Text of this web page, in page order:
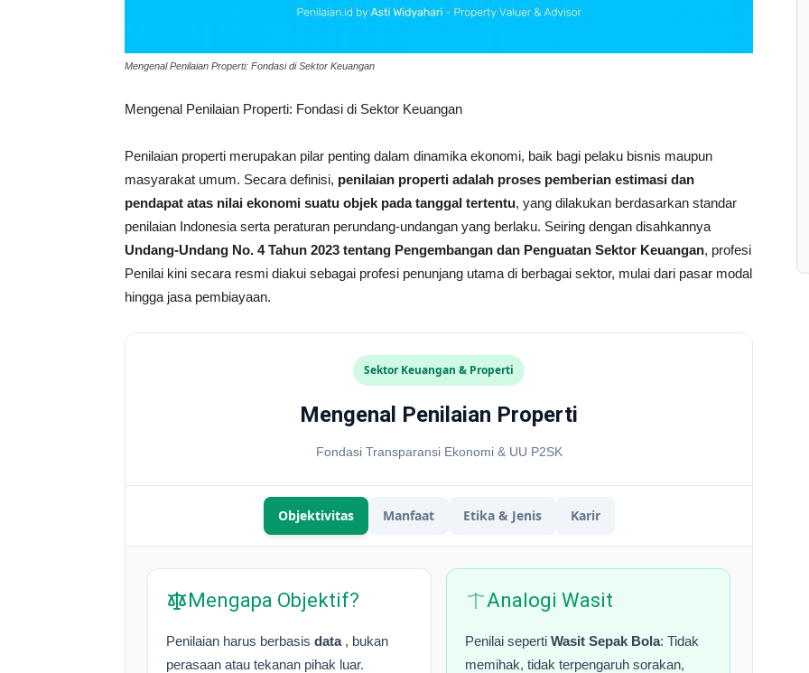
Mengenal Penilaian Properti: Fondasi di Sektor Keuangan
Mengenal Penilaian Properti: Fondasi di Sektor Keuangan
Penilaian properti merupakan pilar penting dalam dinamika ekonomi, baik bagi pelaku bisnis maupun
masyarakat umum. Secara definisi, penilaian properti adalah proses pemberian estimasi dan
pendapat atas nilai ekonomi suatu objek pada tanggal tertentu, yang dilakukan berdasarkan standar
penilaian Indonesia serta peraturan perundang-undangan yang berlaku. Seiring dengan disahkannya
Undang-Undang No. 4 Tahun 2023 tentang Pengembangan dan Penguatan Sektor Keuangan, profesi
Penilai kini secara resmi diakui sebagai profesi penunjang utama di berbagai sektor, mulai dari pasar modal
hingga jasa pembiayaan.
Sektor Keuangan & Properti
Mengenal Penilaian Properti
Fondasi Transparansi Ekonomi & UU P2SK
Objektivitas Manfaat Etika & Jenis Karir
Mengapa Objektif?
Penilaian harus berbasis data , bukan
perasaan atau tekanan pihak luar.
Analogi Wasit
Penilai seperti Wasit Sepak Bola: Tidak
memihak, tidak terpengaruh sorakan,